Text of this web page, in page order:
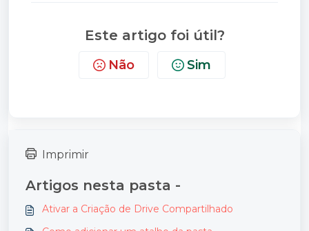
Este artigo foi útil?
Não Sim
Imprimir
Artigos nesta pasta -
Ativar a Criação de Drive Compartilhado